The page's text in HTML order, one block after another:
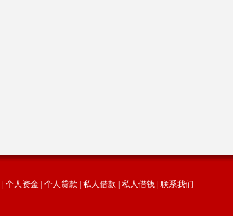
个人资金 个人贷款 私人借款 私人借钱 联系我们